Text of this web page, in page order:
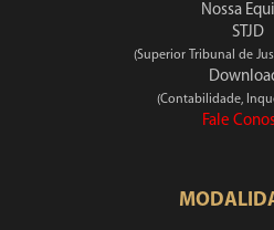
Nossa
STJD
(Superior Tribunal de
(Contabilidade,
Fale